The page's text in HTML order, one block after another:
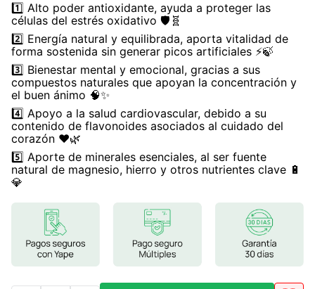
9.
ashwagandha
10. clorofila
1️⃣ Alto poder antioxidante, ayuda a proteger las
células del estrés oxidativo 🛡️🧬
2️⃣ Energía natural y equilibrada, aporta vitalidad de
forma sostenida sin generar picos artificiales ⚡🍃
3️⃣ Bienestar mental y emocional, gracias a sus
compuestos naturales que apoyan la concentración y
el buen ánimo 🧠✨
4️⃣ Apoyo a la salud cardiovascular, debido a su
contenido de flavonoides asociados al cuidado del
corazón ❤️🌿
5️⃣ Aporte de minerales esenciales, al ser fuente
natural de magnesio, hierro y otros nutrientes clave 🔋
💎